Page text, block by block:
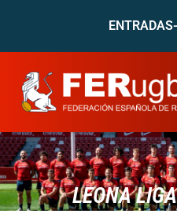
LEONA